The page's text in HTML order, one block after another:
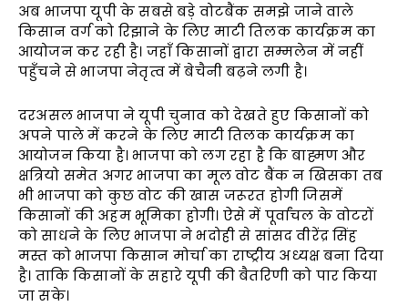
अब भाजपा यूपी के सबसे बड़े वोटबैंक समझे जाने वाले
किसान वर्ग को रिझाने के लिए माटी तिलक कार्यक्रम का
आयोजन कर रही है। जहाँ किसानों द्वारा सम्मलेन में नहीं
पहुँचने से भाजपा नेतृत्व में बेचैनी बढ़ने लगी है।
दरअसल भाजपा ने यूपी चुनाव को देखते हुए किसानों को
अपने पाले में करने के लिए माटी तिलक कार्यक्रम का
आयोजन किया है। भाजपा को लग रहा है कि बाह्मण और
क्षत्रियो समेत अगर भाजपा का मूल वोट बैंक न खिसका तब
भी भाजपा को कुछ वोट की खास जरूरत होगी जिसमें
किसानों की अहम भूमिका होगी। ऐसे में पूर्वांचल के वोटरों
को साधने के लिए भाजपा ने भदोही से सांसद वीरेंद्र सिंह
मस्त को भाजपा किसान मोर्चा का राष्ट्रीय अध्यक्ष बना दिया
है। ताकि किसानों के सहारे यूपी की बैतरिणी को पार किया
जा सके।